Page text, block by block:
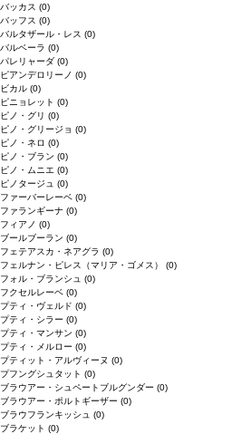
バッカス (0)
バッフス (0)
バルタザール・レス (0)
バルベーラ (0)
パレリャーダ (0)
ピアンデロリーノ (0)
ビカル (0)
ピニョレット (0)
ピノ・グリ (0)
ピノ・グリージョ (0)
ピノ・ネロ (0)
ピノ・ブラン (0)
ピノ・ムニエ (0)
ピノタージュ (0)
ファーバーレーベ (0)
ファランギーナ (0)
フィアノ (0)
ブールブーラン (0)
フェテアスカ・ネアグラ (0)
フェルナン・ピレス（マリア・ゴメス） (0)
フォル・ブランシュ (0)
フクセルレーベ (0)
プティ・ヴェルド (0)
プティ・シラー (0)
プティ・マンサン (0)
プティ・メルロー (0)
プティット・アルヴィーヌ (0)
プフングシュタット (0)
ブラウアー・シュペートブルグンダー (0)
ブラウアー・ポルトギーザー (0)
ブラウフランキッシュ (0)
ブラケット (0)